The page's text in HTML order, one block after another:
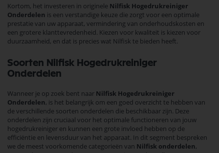
Kortom, het investeren in originele Nilfisk Hogedrukreiniger
Onderdelen is een verstandige keuze die zorgt voor een optimale
prestatie van uw apparaat, vermindering van onderhoudskosten en
een grotere klanttevredenheid. Kiezen voor kwaliteit is kiezen voor
duurzaamheid, en dat is precies wat Nilfisk te bieden heeft.
Soorten Nilfisk Hogedrukreiniger
Onderdelen
Wanneer je op zoek bent naar Nilfisk Hogedrukreiniger
Onderdelen, is het belangrijk om een goed overzicht te hebben van
de verschillende soorten onderdelen die beschikbaar zijn. Deze
onderdelen zijn cruciaal voor het optimale functioneren van jouw
hogedrukreiniger en kunnen een grote invloed hebben op de
efficiëntie en levensduur van het apparaat. In dit segment bespreken
we de meest voorkomende categorieën van Nilfisk onderdelen,